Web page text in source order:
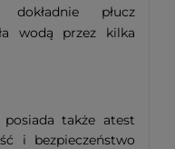
płucz
wodą przez kilka
posiada także atest
i bezpieczeństwo